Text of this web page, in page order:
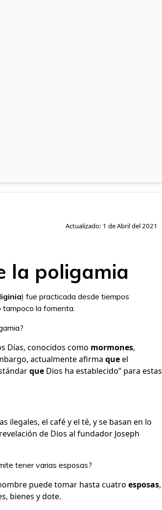
Actualizado: 1 de Abril del 2021
la poligamia
) fue practicada desde tiempos
tampoco la fomenta.
Días, conocidos como mormones,
actualmente afirma queel
que Dios ha establecido” para estas
ilegales, el café y el té, y se basan en lo
de Dios al fundador Joseph
tener varias esposas?
puede tomar hasta cuatro esposas,
bienes y dote.